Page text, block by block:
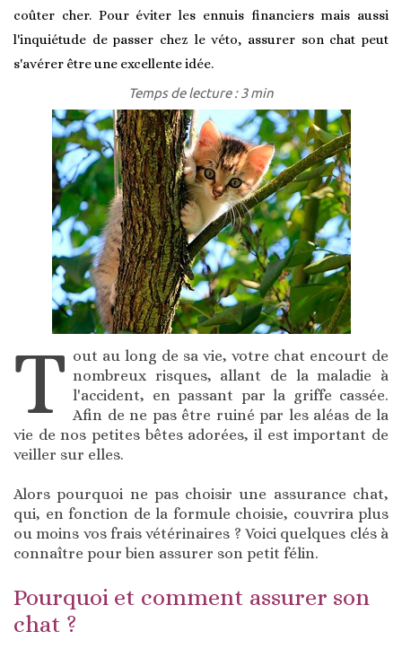
coûter cher. Pour éviter les ennuis financiers mais aussi
l'inquiétude de passer chez le véto, assurer son chat peut
s'avérer être une excellente idée.
Temps de lecture : 3 min
T out au long de sa vie, votre chat encourt de
nombreux risques, allant de la maladie à
l'accident, en passant par la griffe cassée.
Afin de ne pas être ruiné par les aléas de la
vie de nos petites bêtes adorées, il est important de
veiller sur elles.
Alors pourquoi ne pas choisir une assurance chat,
qui, en fonction de la formule choisie, couvrira plus
ou moins vos frais vétérinaires ? Voici quelques clés à
connaître pour bien assurer son petit félin.
Pourquoi et comment assurer son
chat ?